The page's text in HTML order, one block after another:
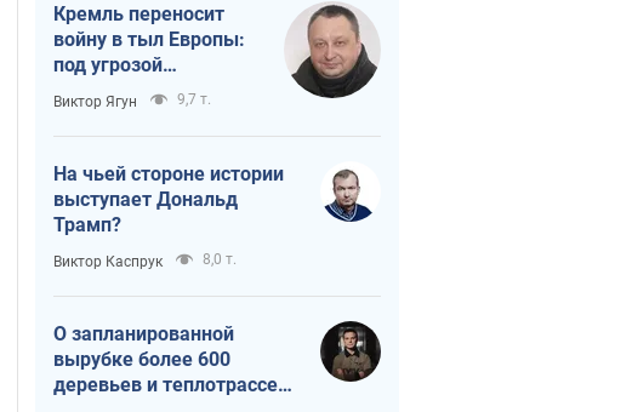
Кремль переносит
войну в тыл Европы:
под угрозой
критическая
логистика
Виктор Ягун 9,7 т.
На чьей стороне истории
выступает Дональд
Трамп?
Виктор Каспрук 8,0 т.
О запланированной
вырубке более 600
деревьев и теплотрассе: